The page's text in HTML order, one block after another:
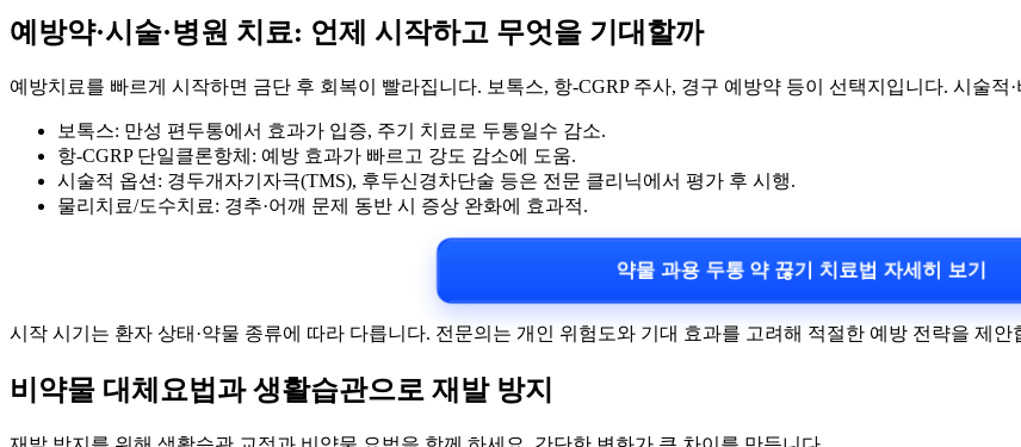
예방약·시술·병원 치료: 언제 시작하고 무엇을 기대할까
예방치료를 빠르게 시작하면 금단 후 회복이 빨라집니다. 보톡스, 항-CGRP 주사, 경구 예방약 등이 선택지입니다. 시술적
보톡스: 만성 편두통에서 효과가 입증, 주기 치료로 두통일수 감소.
항-CGRP 단일클론항체: 예방 효과가 빠르고 강도 감소에 도움.
시술적 옵션: 경두개자기자극(TMS), 후두신경차단술 등은 전문 클리닉에서 평가 후 시행.
물리치료/도수치료: 경추·어깨 문제 동반 시 증상 완화에 효과적.
약물 과용 두통 약 끊기 치료법 자세히 보기
시작 시기는 환자 상태·약물 종류에 따라 다릅니다. 전문의는 개인 위험도와 기대 효과를 고려해 적절한 예방 전략을 제안
비약물 대체요법과 생활습관으로 재발 방지